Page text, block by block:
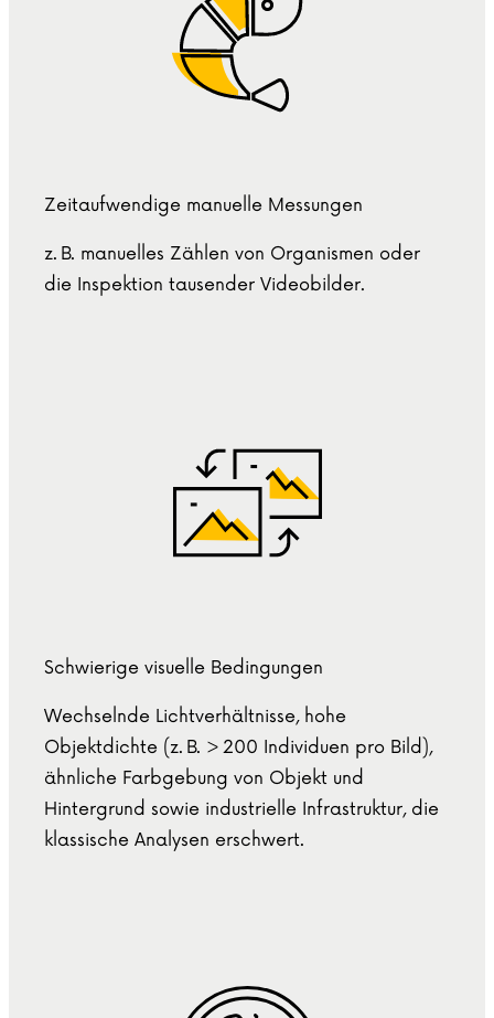
Zeitaufwendige manuelle Messungen
z. B. manuelles Zählen von Organismen oder
die Inspektion tausender Videobilder.
Schwierige visuelle Bedingungen
Wechselnde Lichtverhältnisse, hohe
Objektdichte (z. B. > 200 Individuen pro Bild),
ähnliche Farbgebung von Objekt und
Hintergrund sowie industrielle Infrastruktur, die
klassische Analysen erschwert.